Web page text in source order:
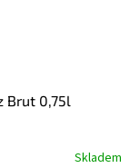
Brut 0,75l
Skladem